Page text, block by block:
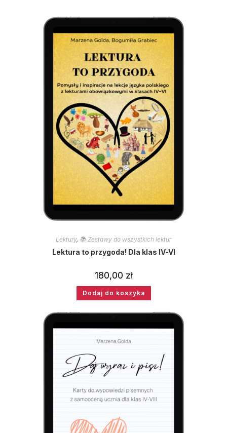
Lektury, 📚 Zestawy do wszystkich lektur
Lektura to przygoda! Dla klas IV-VI
180,00 zł
Dodaj do koszyka